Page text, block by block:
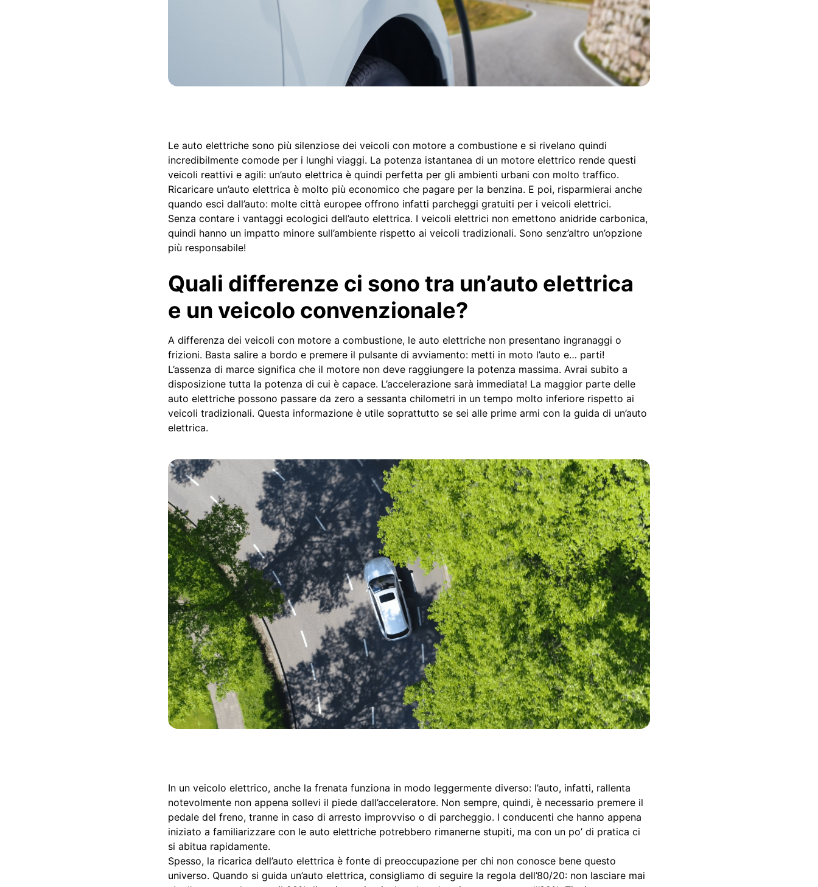
Le auto elettriche sono più silenziose dei veicoli con motore a combustione e si rivelano quindi
incredibilmente comode per i lunghi viaggi. La potenza istantanea di un motore elettrico rende questi
veicoli reattivi e agili: un’auto elettrica è quindi perfetta per gli ambienti urbani con molto traffico.
Ricaricare un’auto elettrica è molto più economico che pagare per la benzina. E poi, risparmierai anche
quando esci dall’auto: molte città europee offrono infatti parcheggi gratuiti per i veicoli elettrici.
Senza contare i vantaggi ecologici dell’auto elettrica. I veicoli elettrici non emettono anidride carbonica,
quindi hanno un impatto minore sull’ambiente rispetto ai veicoli tradizionali. Sono senz’altro un’opzione
più responsabile!
Quali differenze ci sono tra un’auto elettrica
e un veicolo convenzionale?
A differenza dei veicoli con motore a combustione, le auto elettriche non presentano ingranaggi o
frizioni. Basta salire a bordo e premere il pulsante di avviamento: metti in moto l’auto e… parti!
L’assenza di marce significa che il motore non deve raggiungere la potenza massima. Avrai subito a
disposizione tutta la potenza di cui è capace. L’accelerazione sarà immediata! La maggior parte delle
auto elettriche possono passare da zero a sessanta chilometri in un tempo molto inferiore rispetto ai
veicoli tradizionali. Questa informazione è utile soprattutto se sei alle prime armi con la guida di un’auto
elettrica.
In un veicolo elettrico, anche la frenata funziona in modo leggermente diverso: l’auto, infatti, rallenta
notevolmente non appena sollevi il piede dall’acceleratore. Non sempre, quindi, è necessario premere il
pedale del freno, tranne in caso di arresto improvviso o di parcheggio. I conducenti che hanno appena
iniziato a familiarizzare con le auto elettriche potrebbero rimanerne stupiti, ma con un po’ di pratica ci
si abitua rapidamente.
Spesso, la ricarica dell’auto elettrica è fonte di preoccupazione per chi non conosce bene questo
universo. Quando si guida un’auto elettrica, consigliamo di seguire la regola dell’80/20: non lasciare mai